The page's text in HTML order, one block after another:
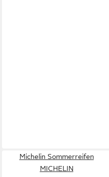
Michelin Sommerreifen
MICHELIN